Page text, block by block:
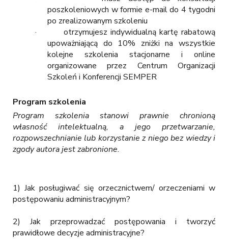
poszkoleniowych w formie e-mail do 4 tygodni
po zrealizowanym szkoleniu
· otrzymujesz indywidualną kartę rabatową
upoważniającą do 10% zniżki na wszystkie
kolejne szkolenia stacjonarne i online
organizowane przez Centrum Organizacji
Szkoleń i Konferencji SEMPER
Program szkolenia
Program szkolenia stanowi prawnie chronioną
własność intelektualną, a jego przetwarzanie,
rozpowszechnianie lub korzystanie z niego bez wiedzy i
zgody autora jest zabronione.
1) Jak posługiwać się orzecznictwem/ orzeczeniami w
postępowaniu administracyjnym?
2) Jak przeprowadzać postępowania i tworzyć
prawidłowe decyzje administracyjne?